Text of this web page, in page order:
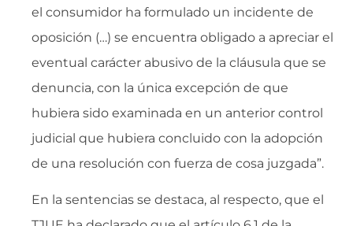
el consumidor ha formulado un incidente de
oposición (…) se encuentra obligado a apreciar el
eventual carácter abusivo de la cláusula que se
denuncia, con la única excepción de que
hubiera sido examinada en un anterior control
judicial que hubiera concluido con la adopción
de una resolución con fuerza de cosa juzgada”.
En la sentencias se destaca, al respecto, que el